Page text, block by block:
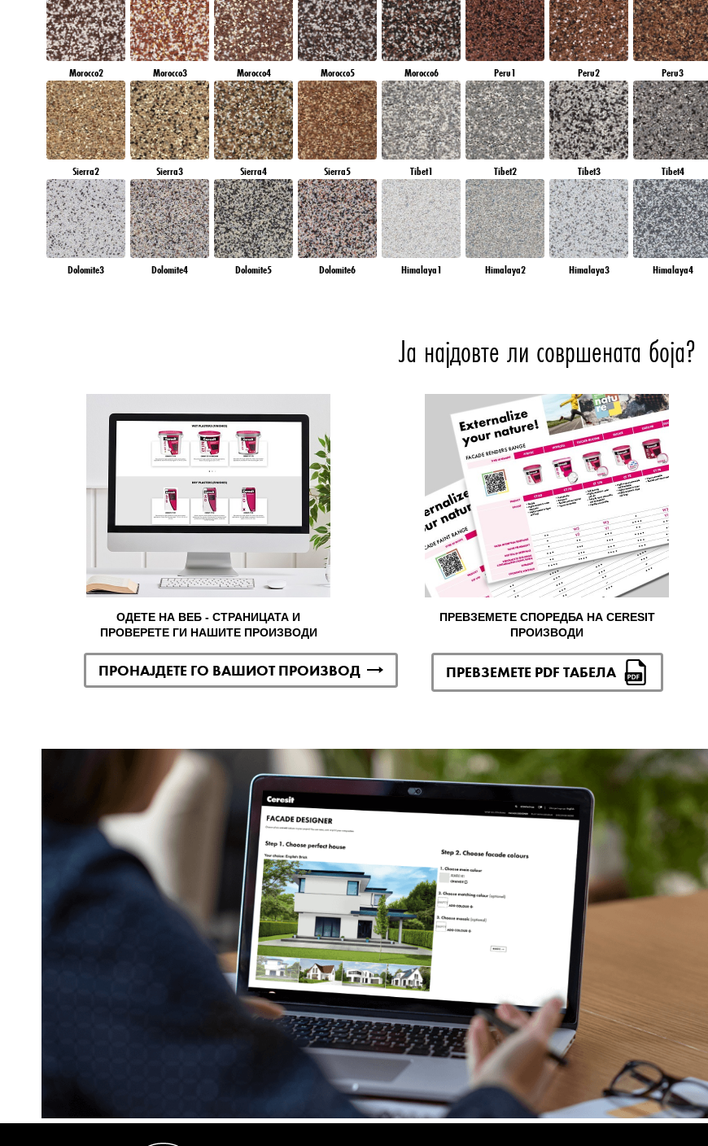
Morocco2 Morocco3 Morocco4 Morocco5 Morocco6 Peru1 Peru2 Peru3
Sierra2 Sierra3 Sierra4 Sierra5 Tibet1 Tibet2 Tibet3 Tibet4
Dolomite3 Dolomite4 Dolomite5 Dolomite6 Himalaya1 Himalaya2 Himalaya3 Himalaya4
Ја најдовте ли совршената боја?
ОДЕТЕ НА ВЕБ - СТРАНИЦАТА И
ПРОВЕРЕТЕ ГИ НАШИТЕ ПРОИЗВОДИ
ПРОНАЈДЕТЕ ГО ВАШИОТ ПРОИЗВОД
ПРЕВЗЕМЕТЕ СПОРЕДБА НА CERESIT
ПРОИЗВОДИ
ПРЕВЗЕМЕТЕ PDF ТАБЕЛА